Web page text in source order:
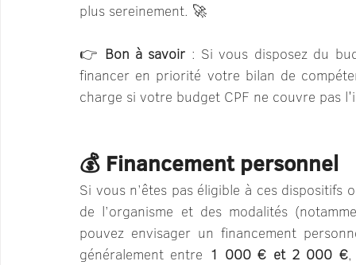
plus sereinement. 🚀
👉 Bon à savoir : Si vous disposez du
financer en priorité votre bilan de
charge si votre budget CPF ne couvre pas
💰 Financement personnel
Si vous n’êtes pas éligible à ces
de l’organisme et des modalités
pouvez envisager un financement
généralement entre 1 000 € et 2 000 €,